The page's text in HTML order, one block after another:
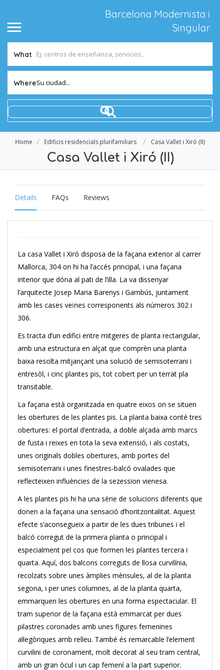
Barcelona Modernista i
Singular
What
WhereSu ciudad...
Home Edificis residencials plurifamiliars Casa Vallet i Xiró (II)
Casa Vallet i Xiró (II)
Details FAQs Reviews
La casa Vallet i Xiró disposa de la façana exterior al carrer
Mallorca, 304 on hi ha l’accés principal, i una façana
interior que dóna al pati de l’illa. La va dissenyar
l’arquitecte Josep Maria Barenys i Gambús, juntament
amb les cases veïnes corresponents als números 302 i
306.
Es tracta d’un edifici entre mitgeres de planta rectangular,
amb una estructura en alçat que comprèn una planta
baixa resolta mitjançant una solució de semisoterrani i
entresòl, i cinc plantes pis, tot cobert per un terrat pla
transitable.
La façana està organitzada en quatre eixos on se situen
les obertures de les plantes pis. La planta baixa conté tres
obertures: el portal d’entrada, a doble alçada amb marcs
de fusta i reixes en tota la seva extensió, i als costats,
unes originals dobles obertures, amb portes del
semisoterrani i unes finestres-balcó ovalades que
reflecteixen influències de la sezession vienesa.
A les plantes pis hi ha una sèrie de solucions diferents que
donen a la façana una sensació d’horitzontalitat. Aquest
efecte s’aconsegueix a partir de les dues tribunes i el
balcó corregut de la primera planta o principal i
especialment pel cos que formen les plantes tercera i
quarta. Aquí, dos balcons correguts de llosa curvilínia,
recolzats sobre unes àmplies mènsules, al de la planta
segona, i per unes columnes, al de la planta quarta,
emmarquen les obertures en una forma espectacular. El
tram superior de la façana està emmarcat per dues
pilastres coronades amb unes figures femenines
al·legòriques amb relleu. També és remarcable l’element
curvilini de coronament, molt decorat al seu tram central,
amb un gran òcul i un cap femení a la part superior.